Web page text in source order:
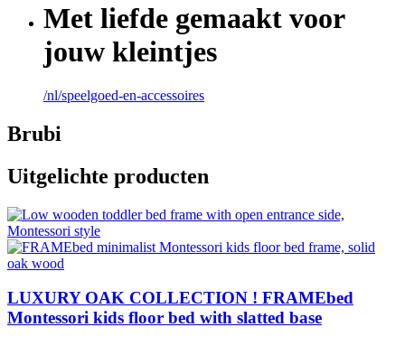
Met liefde gemaakt voor
jouw kleintjes
/nl/speelgoed-en-accessoires
Brubi
Uitgelichte producten
LUXURY OAK COLLECTION ! FRAMEbed
Montessori kids floor bed with slatted base